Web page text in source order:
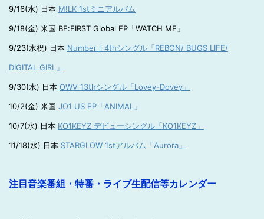
9/16(水) 日本 M!LK 1stミニアルバム
9/18(金) 米国 BE:FIRST Global EP「WATCH ME」
9/23(水祝) 日本 Number_i 4thシングル「REBON/ BUGS LIFE/
DIGITAL GIRL」
9/30(水) 日本 OWV 13thシングル「Lovey-Dovey」
10/2(金) 米国 JO1 US EP「ANIMAL」
10/7(水) 日本 KO1KEYZ デビューシングル「KO1KEYZ」
11/18(水) 日本 STARGLOW 1stアルバム「Aurora」
注目音楽番組・特番・ライブ生配信等カレンダー